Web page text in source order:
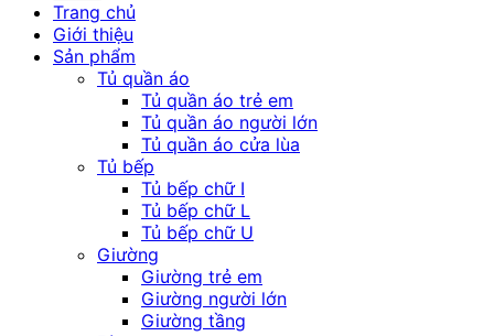
Trang chủ
Giới thiệu
Sản phẩm
Tủ quần áo
Tủ quần áo trẻ em
Tủ quần áo người lớn
Tủ quần áo cửa lùa
Tủ bếp
Tủ bếp chữ I
Tủ bếp chữ L
Tủ bếp chữ U
Giường
Giường trẻ em
Giường người lớn
Giường tầng